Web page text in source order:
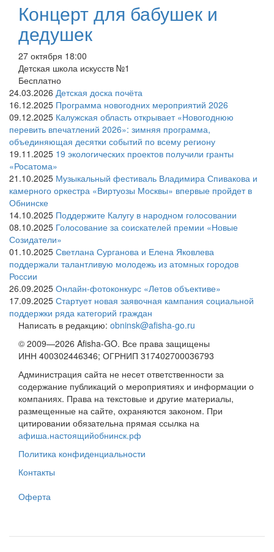
Концерт для бабушек и
дедушек
27 октября 18:00
Детская школа искусств №1
Бесплатно
24.03.2026 Детская доска почёта
16.12.2025 Программа новогодних мероприятий 2026
09.12.2025 Калужская область открывает «Новогоднюю
перевить впечатлений 2026»: зимняя программа,
объединяющая десятки событий по всему региону
19.11.2025 19 экологических проектов получили гранты
«Росатома»
21.10.2025 Музыкальный фестиваль Владимира Спивакова и
камерного оркестра «Виртуозы Москвы» впервые пройдет в
Обнинске
14.10.2025 Поддержите Калугу в народном голосовании
08.10.2025 Голосование за соискателей премии «Новые
Созидатели»
01.10.2025 Светлана Сурганова и Елена Яковлева
поддержали талантливую молодежь из атомных городов
России
26.09.2025 Онлайн-фотоконкурс «Летов объективе»
17.09.2025 Стартует новая заявочная кампания социальной
поддержки ряда категорий граждан
Написать в редакцию: obninsk@afisha-go.ru
© 2009—2026 Afisha-GO. Все права защищены
ИНН 400302446346; ОГРНИП 317402700036793
Администрация сайта не несет ответственности за
содержание публикаций о мероприятиях и информации о
компаниях. Права на текстовые и другие материалы,
размещенные на сайте, охраняются законом. При
цитировании обязательна прямая ссылка на
афиша.настоящийобнинск.рф
Политика конфиденциальности
Контакты
Оферта